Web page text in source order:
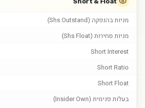
מניות בהנפקה (Shs Outstand)
מניות סחירות (Shs Float)
Short Interest
Short Ratio
Short Float
בעלות פנימית (Insider Own)